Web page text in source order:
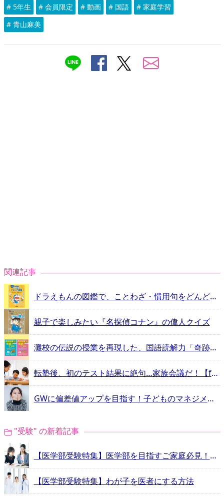
# 5年生 # 会員限定 # 動画 # 国語
# 家庭学習
# 青山麻美
関連記事
ドラえもんの図鑑で、ことわざ・慣用句をどんどん覚えよう！
親子で楽しみたい『名探偵コナン』の偉人クイズ
灘校の伝説の授業を再現した、国語読解力「奇跡のドリル」
転塾後、初のテスト結果に絶句…家族会議だ！【future vol.25】
GWに偏差値アップを目指す！子どものマネジメントテクニック【キットカット vol.2】
"受験" の新着記事
【医学部受験特集】医学部を目指すご家庭必見！予備校ガイド
【医学部受験特集】わが子を医者にする方法